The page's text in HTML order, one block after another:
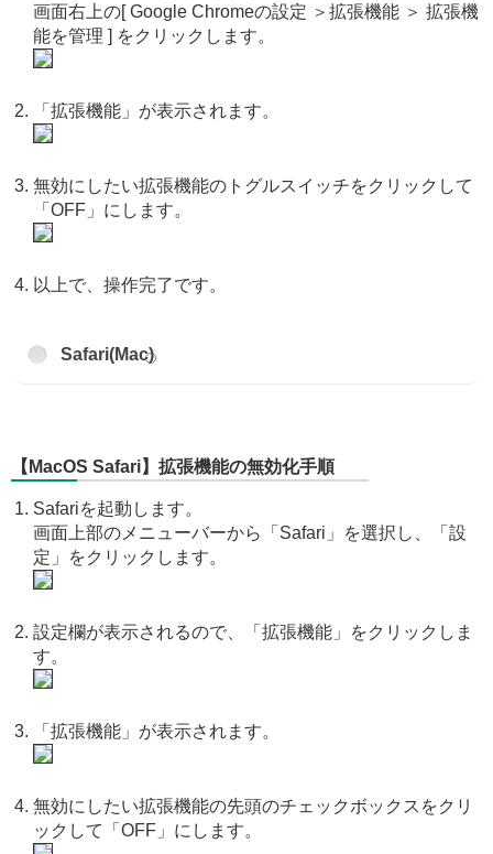
画面右上の[ Google Chromeの設定 ＞拡張機能 ＞ 拡張機
能を管理 ] をクリックします。
「拡張機能」が表示されます。
無効にしたい拡張機能のトグルスイッチをクリックして
「OFF」にします。
以上で、操作完了です。
Safari(Mac)
【MacOS Safari】拡張機能の無効化手順
Safariを起動します。
画面上部のメニューバーから「Safari」を選択し、「設
定」をクリックします。
設定欄が表示されるので、「拡張機能」をクリックしま
す。
「拡張機能」が表示されます。
無効にしたい拡張機能の先頭のチェックボックスをクリ
ックして「OFF」にします。